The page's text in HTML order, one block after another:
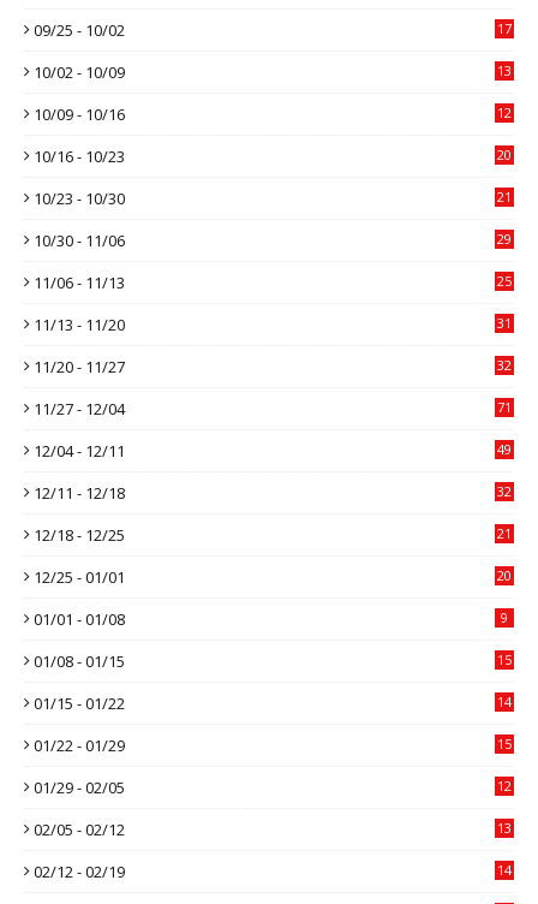
09/25 - 10/02 17
10/02 - 10/09 13
10/09 - 10/16 12
10/16 - 10/23 20
10/23 - 10/30 21
10/30 - 11/06 29
11/06 - 11/13 25
11/13 - 11/20 31
11/20 - 11/27 32
11/27 - 12/04 71
12/04 - 12/11 49
12/11 - 12/18 32
12/18 - 12/25 21
12/25 - 01/01 20
01/01 - 01/08 9
01/08 - 01/15 15
01/15 - 01/22 14
01/22 - 01/29 15
01/29 - 02/05 12
02/05 - 02/12 13
02/12 - 02/19 14